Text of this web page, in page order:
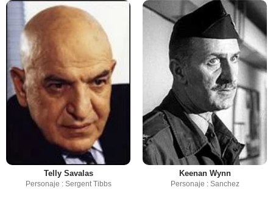
Telly Savalas
Personaje : Sergent Tibbs
Keenan Wynn
Personaje : Sanchez